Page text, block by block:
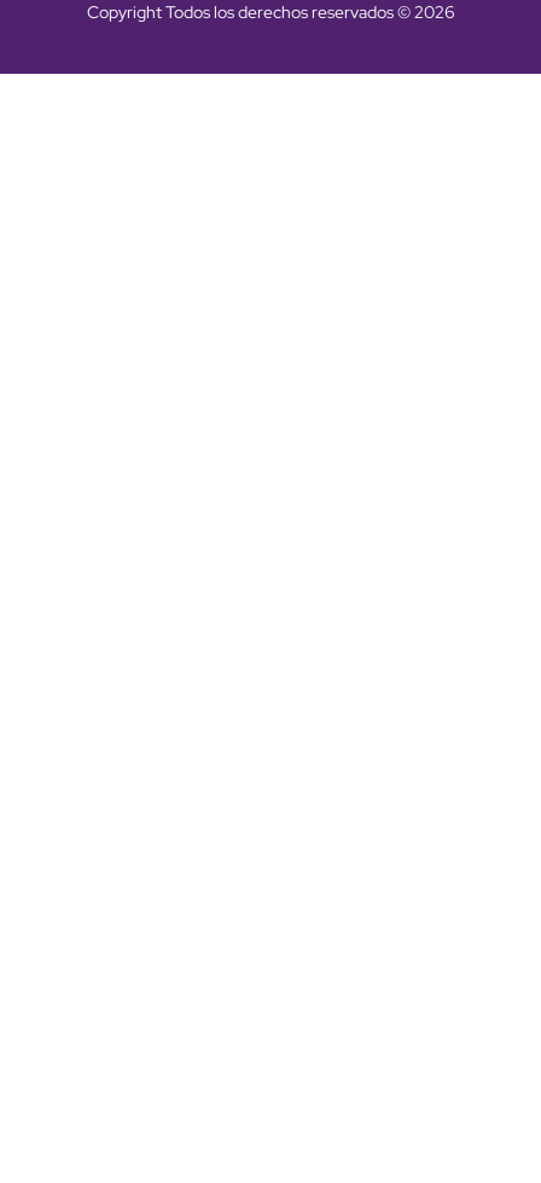
Copyright Todos los derechos reservados © 2026